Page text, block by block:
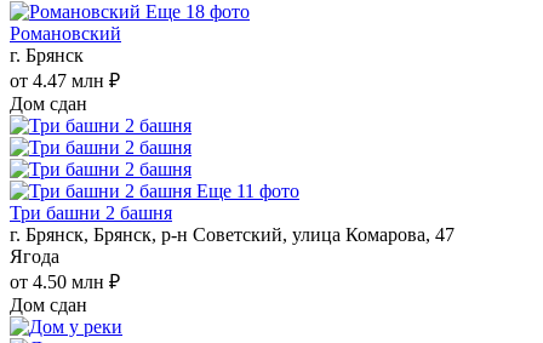
Еще 18 фото
Романовский
г. Брянск
от 4.47 млн ₽
Дом сдан
Еще 11 фото
Три башни 2 башня
г. Брянск, Брянск, р-н Советский, улица Комарова, 47
Ягода
от 4.50 млн ₽
Дом сдан